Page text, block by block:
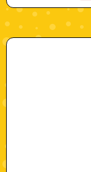
"a0543"